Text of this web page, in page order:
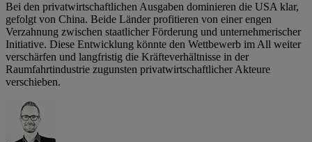
Bei den privatwirtschaftlichen Ausgaben dominieren die USA klar,
gefolgt von China. Beide Länder profitieren von einer engen
Verzahnung zwischen staatlicher Förderung und unternehmerischer
Initiative. Diese Entwicklung könnte den Wettbewerb im All weiter
verschärfen und langfristig die Kräfteverhältnisse in der
Raumfahrtindustrie zugunsten privatwirtschaftlicher Akteure
verschieben.